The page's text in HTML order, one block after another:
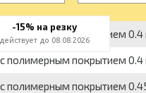
полимерным покрытием 0.4
полимерным покрытием 0.4
полимерным покрытием
-15% на резку
действует до 08.08.2026